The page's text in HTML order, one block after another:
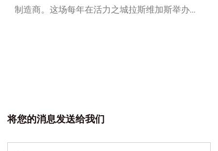
制造商。这场每年在活力之城拉斯维加斯举办的
着寻找家居礼品零售新风向的采购商目光。 拉斯
将您的消息发送给我们